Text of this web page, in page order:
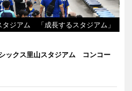
ジアム 「成長するスタジアム」
ックス里山スタジアム コンコー